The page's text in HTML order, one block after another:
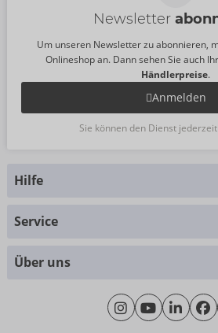
Newsletter
Um unseren Newsletter zu abonnieren,
Onlineshop an. Dann sehen Sie auch
Händlerpreise.
Anmelden
Sie können den Dienst
Hilfe
Montag - Donnerstag:
Freitag: 09:00 -
Service
Über uns
Wir über uns
Nachhaltigkeit